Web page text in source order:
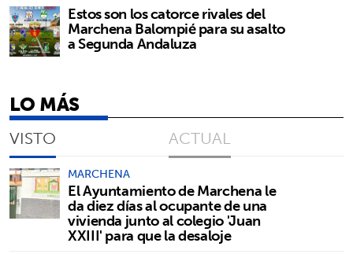
Estos son los catorce rivales del
Marchena Balompié para su asalto
a Segunda Andaluza
LO MÁS
VISTO ACTUAL
MARCHENA
El Ayuntamiento de Marchena le
da diez días al ocupante de una
vivienda junto al colegio 'Juan
XXIII' para que la desaloje